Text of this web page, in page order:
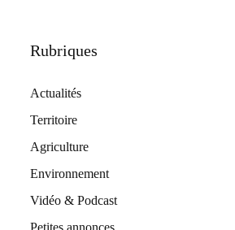
Rubriques
Actualités
Territoire
Agriculture
Environnement
Vidéo & Podcast